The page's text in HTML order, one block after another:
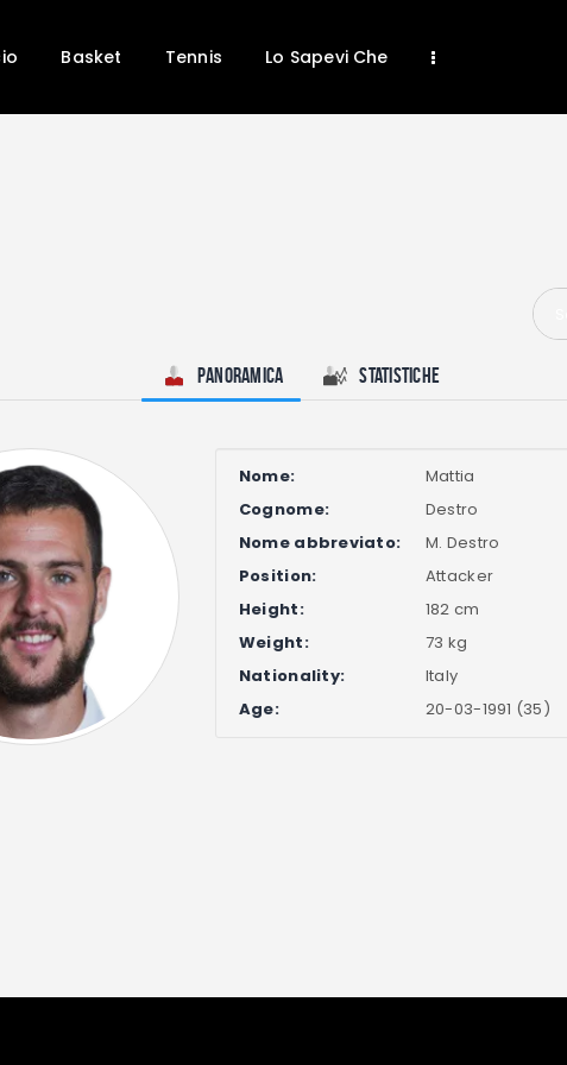
Basket Tennis Lo Sapevi Che
Lo Sapevi Che
Fantacalcio
I consigli di Giulia
Serie A
Panoramica Statistiche
Nome:
Mattia
Cognome:
Destro
Nome abbreviato:
M. Destro
Position:
Attacker
Height:
182 cm
Weight:
73 kg
Nationality:
Italy
Age:
20-03-1991 (35)